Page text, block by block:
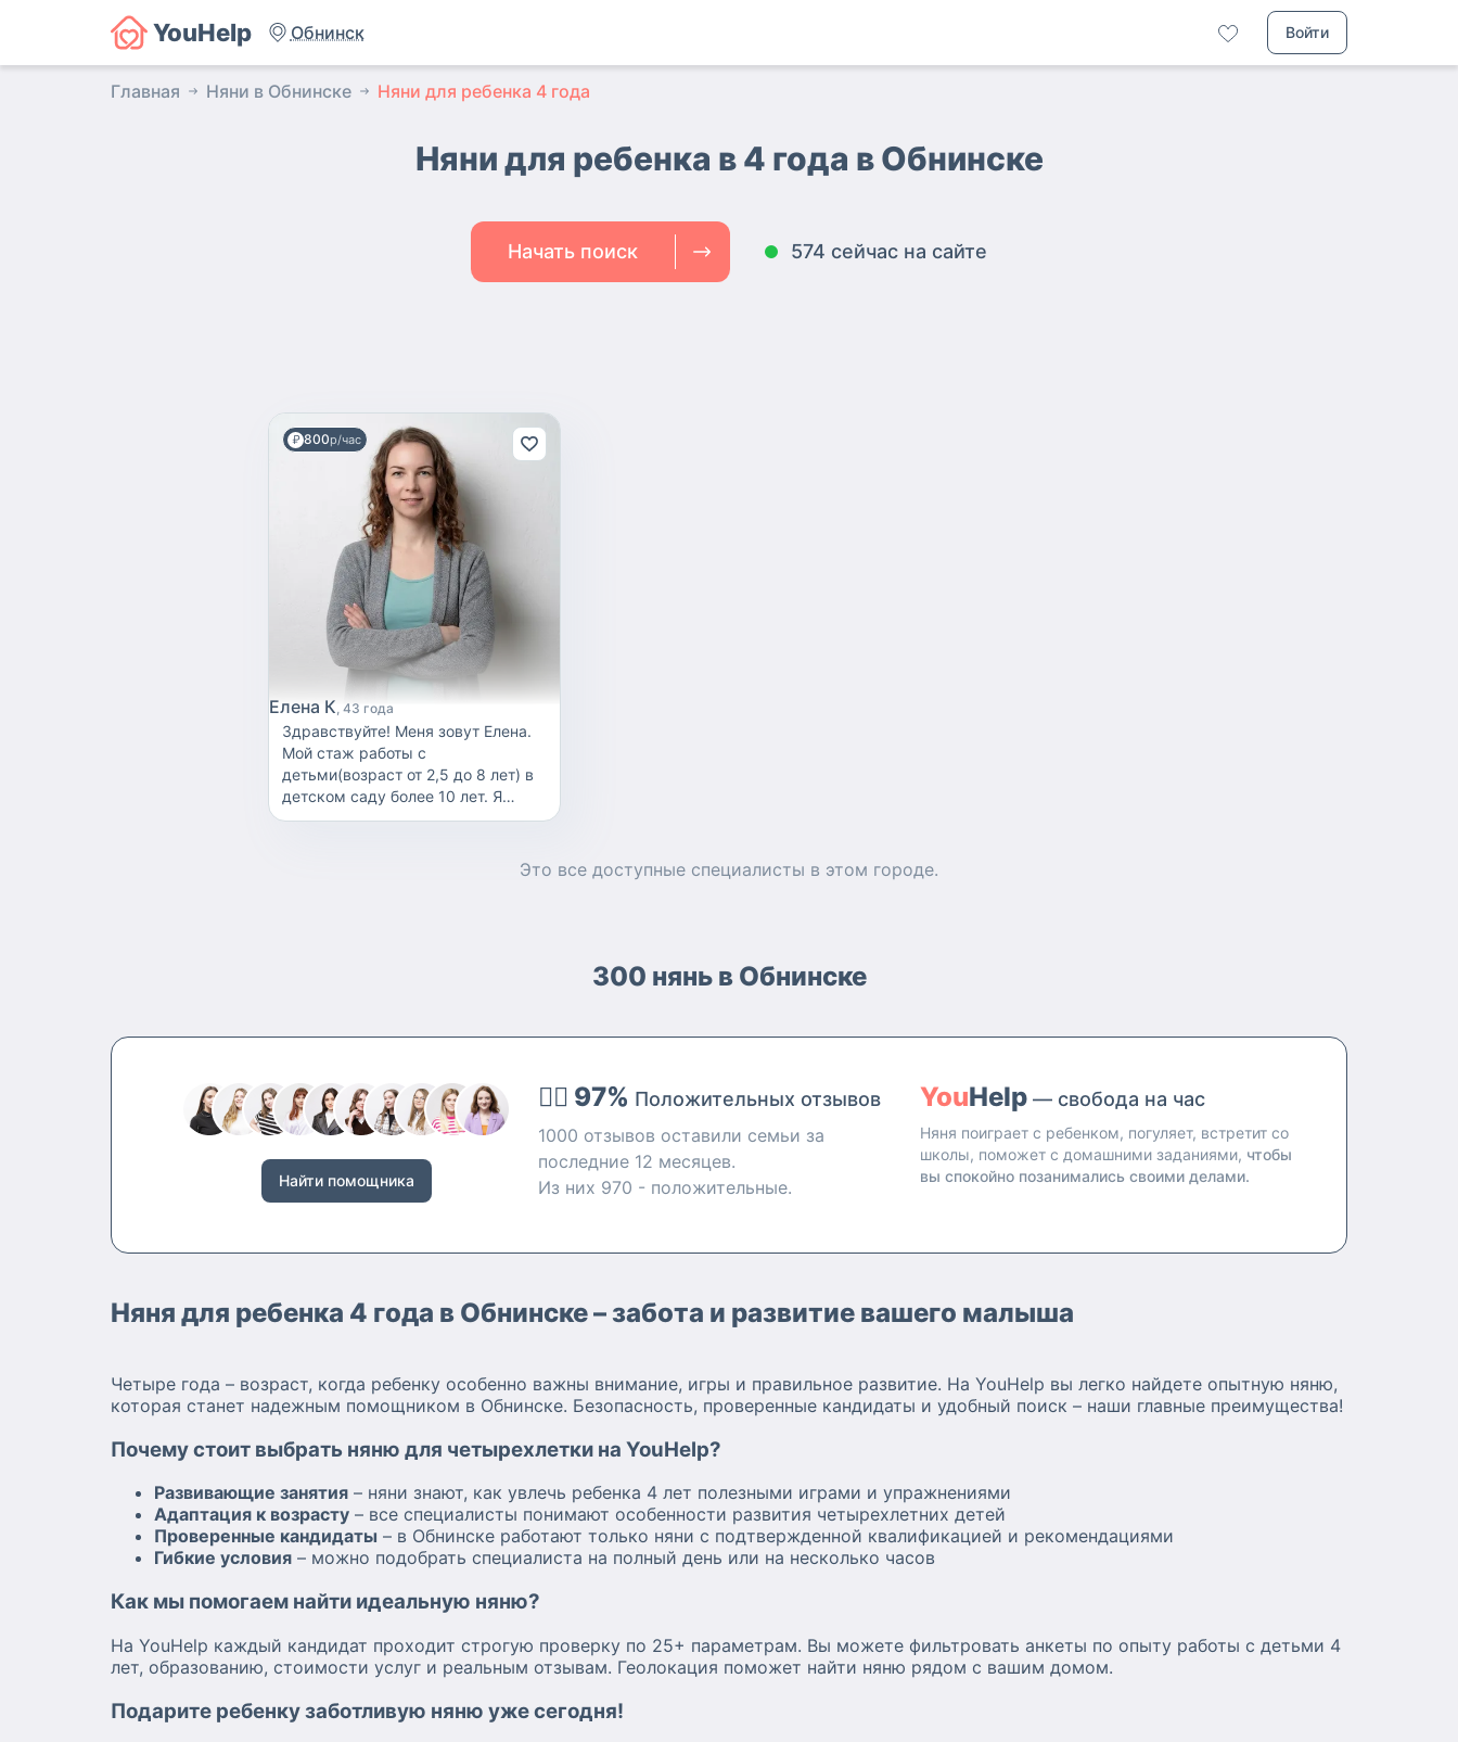
YouHelp Обнинск Войти
Главная Няни в Обнинске Няни для ребенка 4 года
Няни для ребенка в 4 года в Обнинске
Начать поиск 574 сейчас на сайте
800р/час
Елена К 43 года
Здравствуйте! Мeня зовут Елена.
Мой стаж работы с
детьми(возраст от 2,5 до 8 лет) в
детском саду более 10 лет. Я
диплoмировaнный коррекционный
Это все доступные специалисты в этом городе.
300 нянь в Обнинске
Найти помощника
👍🏻 97% Положительных отзывов
1000 отзывов оставили семьи за
последние 12 месяцев.
Из них 970 - положительные.
YouHelp — свобода на час
Няня поиграет с ребенком, погуляет, встретит со
школы, поможет с домашними заданиями, чтобы
вы спокойно позанимались своими делами.
Няня для ребенка 4 года в Обнинске – забота и развитие вашего малыша
Четыре года – возраст, когда ребенку особенно важны внимание, игры и правильное развитие. На YouHelp вы легко найдете опытную няню,
которая станет надежным помощником в Обнинске. Безопасность, проверенные кандидаты и удобный поиск – наши главные преимущества!
Почему стоит выбрать няню для четырехлетки на YouHelp?
Развивающие занятия – няни знают, как увлечь ребенка 4 лет полезными играми и упражнениями
Адаптация к возрасту – все специалисты понимают особенности развития четырехлетних детей
Проверенные кандидаты – в Обнинске работают только няни с подтвержденной квалификацией и рекомендациями
Гибкие условия – можно подобрать специалиста на полный день или на несколько часов
Как мы помогаем найти идеальную няню?
На YouHelp каждый кандидат проходит строгую проверку по 25+ параметрам. Вы можете фильтровать анкеты по опыту работы с детьми 4
лет, образованию, стоимости услуг и реальным отзывам. Геолокация поможет найти няню рядом с вашим домом.
Подарите ребенку заботливую няню уже сегодня!